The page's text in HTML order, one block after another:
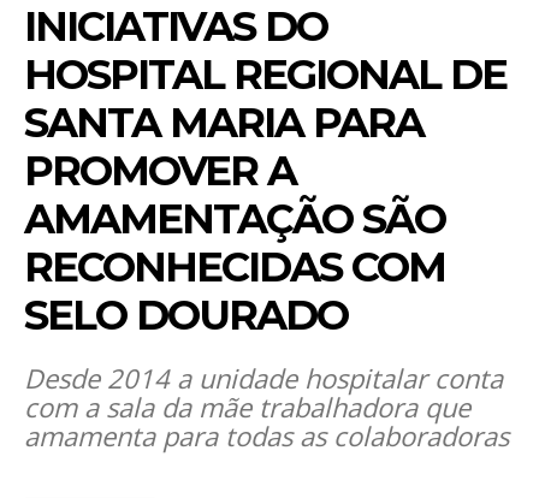
INICIATIVAS DO
HOSPITAL REGIONAL DE
SANTA MARIA PARA
PROMOVER A
AMAMENTAÇÃO SÃO
RECONHECIDAS COM
SELO DOURADO
Desde 2014 a unidade hospitalar conta
com a sala da mãe trabalhadora que
amamenta para todas as colaboradoras